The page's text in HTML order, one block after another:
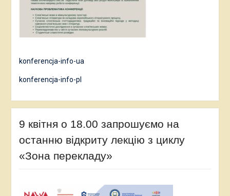
konferencja-info-ua
konferencja-info-pl
9 квітня о 18.00 запрошуємо на
останню відкриту лекцію з циклу
«Зона перекладу»